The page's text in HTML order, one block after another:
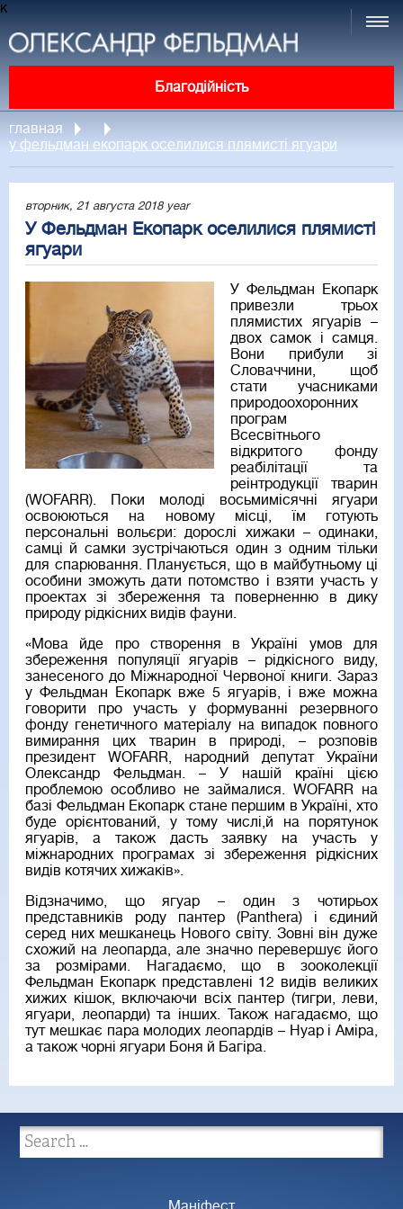
к
Благодійність
главная
у фельдман екопарк оселилися плямисті ягуари
вторник, 21 августа 2018 year
У Фельдман Екопарк оселилися плямисті
ягуари
У Фельдман Екопарк
привезли трьох
плямистих ягуарів –
двох самок і самця.
Вони прибули зі
Словаччини, щоб
стати учасниками
природоохоронних
програм
Всесвітнього
відкритого фонду
реабілітації та
реінтродукції тварин
(WOFARR). Поки молоді восьмимісячні ягуари
освоюються на новому місці, їм готують
персональні вольєри: дорослі хижаки – одинаки,
самці й самки зустрічаються один з одним тільки
для спарювання. Планується, що в майбутньому ці
особини зможуть дати потомство і взяти участь у
проектах зі збереження та поверненню в дику
природу рідкісних видів фауни.
«Мова йде про створення в Україні умов для
збереження популяції ягуарів – рідкісного виду,
занесеного до Міжнародної Червоної книги. Зараз
у Фельдман Екопарк вже 5 ягуарів, і вже можна
говорити про участь у формуванні резервного
фонду генетичного матеріалу на випадок повного
вимирання цих тварин в природі, – розповів
президент WOFARR, народний депутат України
Олександр Фельдман. – У нашій країні цією
проблемою особливо не займалися. WOFARR на
базі Фельдман Екопарк стане першим в Україні, хто
буде орієнтований, у тому числі,й на порятунок
ягуарів, а також дасть заявку на участь у
міжнародних програмах зі збереження рідкісних
видів котячих хижаків».
Відзначимо, що ягуар – один з чотирьох
представників роду пантер (Panthera) і єдиний
серед них мешканець Нового світу. Зовні він дуже
схожий на леопарда, але значно перевершує його
за розмірами. Нагадаємо, що в зооколекції
Фельдман Екопарк представлені 12 видів великих
хижих кішок, включаючи всіх пантер (тигри, леви,
ягуари, леопарди) та інших. Також нагадаємо, що
тут мешкає пара молодих леопардів – Нуар і Аміра,
а також чорні ягуари Боня й Багіра.